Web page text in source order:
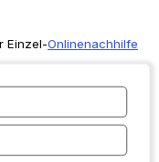
Einzel-Onlinenachhilfe